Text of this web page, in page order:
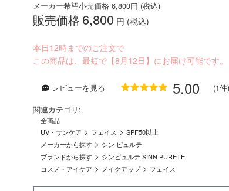
メーカー希望小売価格 6,800円 (税込)
販売価格 6,800 円 (税込)
本日12時までのご注文で
この商品は、最短で【8月12日】にお届け可能です。
レビューを見る 5.00
(1件)
関連カテゴリ:
全商品
UV・サンケア > フェイス >SPF50以上
メーカーから探す > シン ピュルテ
ブランドから探す > シンピュルテ SINN PURETE
コスメ・アイケア > メイクアップ> フェイス